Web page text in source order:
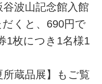
波山記念館入館
くと、690円で
1枚につき1名様1
蔵品展】もご覧